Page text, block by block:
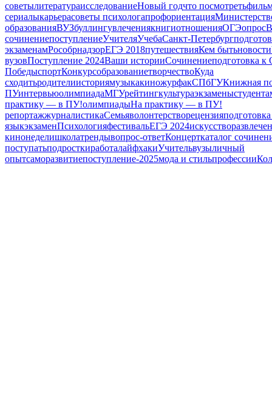
советылитератураисследованиеНовый годчто посмотреть
сериалыкарьерасоветы психологапрофориентация
образованияВУЗбуллингувлечениякнигиотношенияОГЭопрос
сочинениепоступлениеУчителяУчебаСанкт-Петербург
экзаменамРособрнадзорЕГЭ 2018путешествияКем бытьновости
вузовПоступление 2024Ваши историиСочинениеподготовка
ПобедыспортКонкурсобразованиетворчествоКуда
сходитьродителиисториямузыкакиножурфакСПбГУКнижная
ПУинтервьюолимпиадаМГУрейтингкультураэкзамены
практику — в ПУ!олимпиадыНа практику — в ПУ!
репортажжурналистикаСемьяволонтерстворецензия
языкэкзаменПсихологияфестивальЕГЭ 2024искусство
кинонеделишколатрендывопрос-ответКонцерткаталог
поступатьподросткиработалайфхакиУчительвузыличный
опытсаморазвитиепоступление-2025мода и стильпрофессии